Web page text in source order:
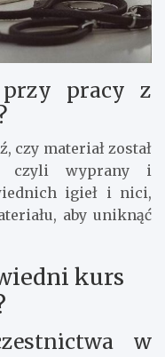
przy pracy z
czy materiał został
czyli wyprany i
igieł i nici,
aby uniknąć
kurs
w